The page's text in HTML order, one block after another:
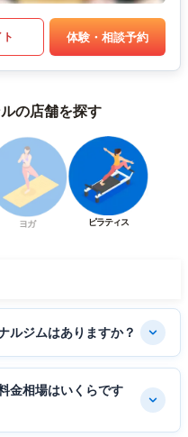
体験・相談予約
の店舗を探す
ヨガ ピラティス
ルジムはありますか？
金相場はいくらです